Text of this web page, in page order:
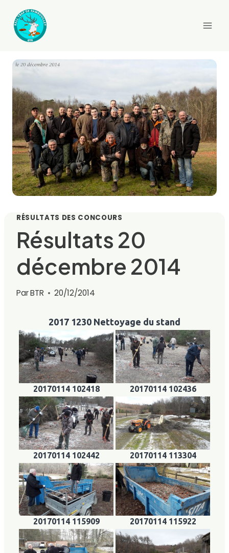
contenu
RÉSULTATS DES CONCOURS
Résultats 20
décembre 2014
ParBTR 20/12/2014
2017 1230 Nettoyage du stand
20170114 102418 20170114 102436
20170114 102442 20170114 113304
20170114 115909 20170114 115922